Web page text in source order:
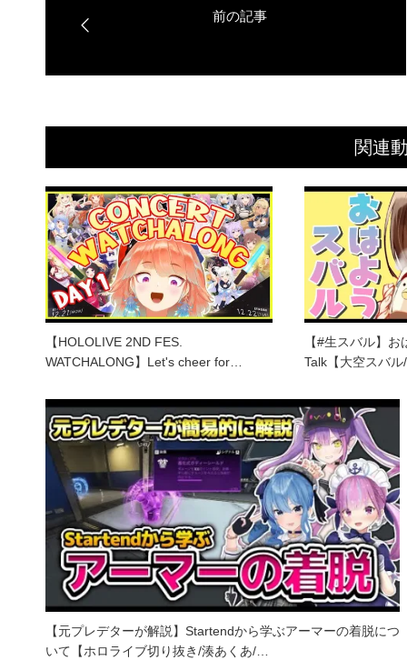
関連
【HOLOLIVE 2ND FES.
WATCHALONG】Let's cheer for…
【#生スバル】
Talk【大空スバ
【元プレデターが解説】Startendから学ぶアーマーの着脱につ
いて【ホロライブ切り抜き/湊あくあ/…